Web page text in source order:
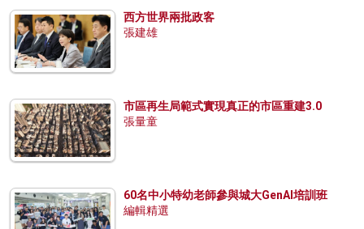
西方世界兩批政客
張建雄
市區再生局範式實現真正的市區重建3.0
張量童
60名中小特幼老師參與城大GenAI培訓班
編輯精選